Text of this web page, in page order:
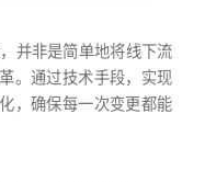
并非是简单地将线下流
。通过技术手段，实现
，确保每一次变更都能